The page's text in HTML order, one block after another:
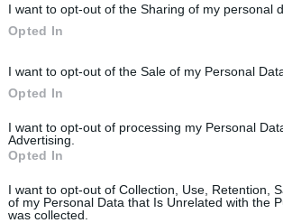
I want to opt-out of the Sharing of my personal
Opted In
I want to opt-out of the Sale of my Personal
Opted In
I want to opt-out of processing my Personal
Advertising.
Opted In
I want to opt-out of Collection, Use, Retention,
of my Personal Data that Is Unrelated with the
was collected.